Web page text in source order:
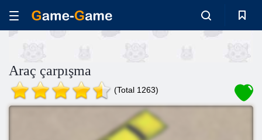
Araç çarpışma
(Total 1263)